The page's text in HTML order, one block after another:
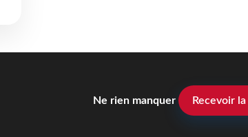
Ne rien manquer Recevoir